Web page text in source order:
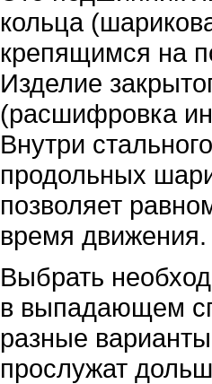
кольца
крепящимся на
Изделие
(расшифровка
Внутри
продольных
позволяет
время движения.
Выбрать
в выпадающем
разные
прослужат